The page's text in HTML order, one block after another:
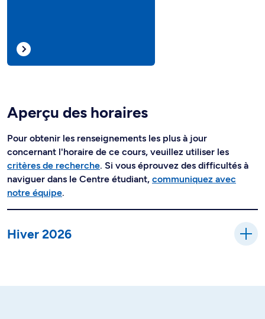
Aperçu des horaires
Pour obtenir les renseignements les plus à jour
concernant l'horaire de ce cours, veuillez utiliser les
critères de recherche. Si vous éprouvez des difficultés à
naviguer dans le Centre étudiant, communiquez avec
notre équipe.
Hiver 2026